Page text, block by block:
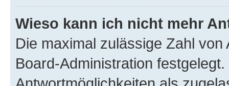
Wieso kann ich nicht mehr
Die maximal zulässige Zahl
Board-Administration